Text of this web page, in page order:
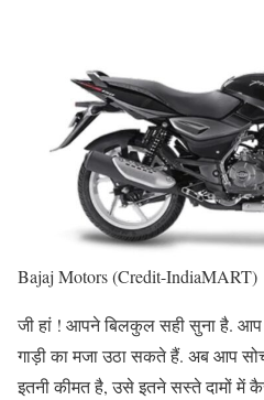
Bajaj Motors (Credit-IndiaMART)
जी हां ! आपने बिलकुल सही सुना है.
गाड़ी का मजा उठा सकते हैं. अब आप
इतनी कीमत है, उसे इतने सस्ते दामों में